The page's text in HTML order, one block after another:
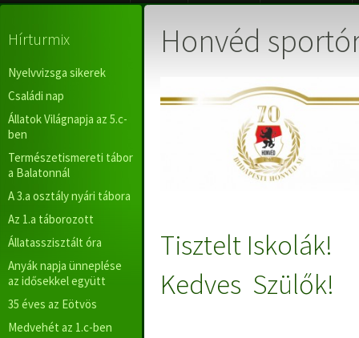
Hírturmix
Nyelvvizsga sikerek
Családi nap
Állatok Világnapja az 5.c-
ben
Természetismereti tábor
a Balatonnál
A 3.a osztály nyári tábora
Az 1.a táborozott
Állatasszisztált óra
Anyák napja ünneplése
az idősekkel együtt
35 éves az Eötvös
Medvehét az 1.c-ben
Honvéd
Tisztelt Iskolák!
Kedves Szülők!